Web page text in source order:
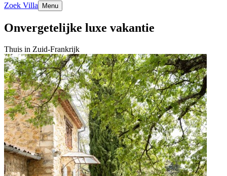
Zoek Villa Menu
Onvergetelijke luxe vakantie
Thuis in Zuid-Frankrijk